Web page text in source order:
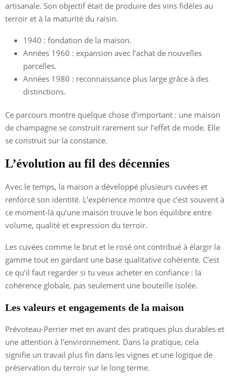
artisanale. Son objectif était de produire des vins fidèles au
terroir et à la maturité du raisin.
1940 : fondation de la maison.
Années 1960 : expansion avec l’achat de nouvelles
parcelles.
Années 1980 : reconnaissance plus large grâce à des
distinctions.
Ce parcours montre quelque chose d’important : une maison
de champagne se construit rarement sur l’effet de mode. Elle
se construit sur la constance.
L’évolution au fil des décennies
Avec le temps, la maison a développé plusieurs cuvées et
renforcé son identité. L’expérience montre que c’est souvent à
ce moment-là qu’une maison trouve le bon équilibre entre
volume, qualité et expression du terroir.
Les cuvées comme le brut et le rosé ont contribué à élargir la
gamme tout en gardant une base qualitative cohérente. C’est
ce qu’il faut regarder si tu veux acheter en confiance : la
cohérence globale, pas seulement une bouteille isolée.
Les valeurs et engagements de la maison
Prévoteau-Perrier met en avant des pratiques plus durables et
une attention à l’environnement. Dans la pratique, cela
signifie un travail plus fin dans les vignes et une logique de
préservation du terroir sur le long terme.